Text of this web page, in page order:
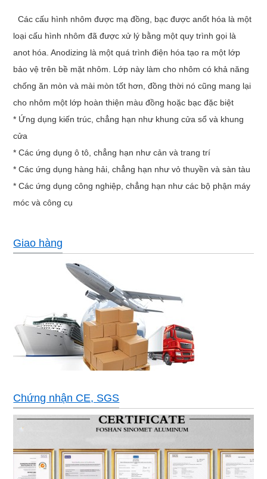
Các cấu hình nhôm được mạ đồng, bạc được anốt hóa là một
loại cấu hình nhôm đã được xử lý bằng một quy trình gọi là
anot hóa. Anodizing là một quá trình điện hóa tạo ra một lớp
bảo vệ trên bề mặt nhôm. Lớp này làm cho nhôm có khả năng
chống ăn mòn và mài mòn tốt hơn, đồng thời nó cũng mang lại
cho nhôm một lớp hoàn thiện màu đồng hoặc bạc đặc biệt
* Ứng dụng kiến ​​trúc, chẳng hạn như khung cửa sổ và khung
cửa
* Các ứng dụng ô tô, chẳng hạn như cản và trang trí
* Các ứng dụng hàng hải, chẳng hạn như vỏ thuyền và sàn tàu
* Các ứng dụng công nghiệp, chẳng hạn như các bộ phận máy
móc và công cụ
Giao hàng
Chứng nhận CE, SGS